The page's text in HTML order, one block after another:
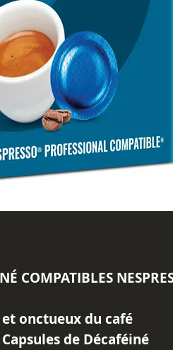
COMPATIBLES
onctueux du café
de Décaféiné